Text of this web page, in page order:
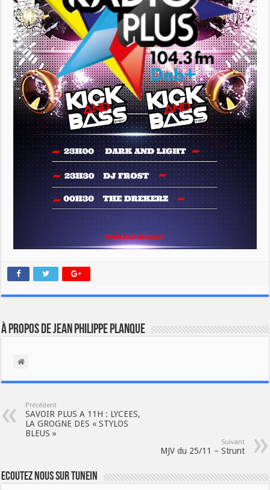
À propos de Jean Philippe Planque
Précédent
SAVOIR PLUS A 11H : LYCEES,
LA GROGNE DES « STYLOS
BLEUS »
Suivant
MJV du 25/11 – Strunt
Ecoutez nous sur TuneIn